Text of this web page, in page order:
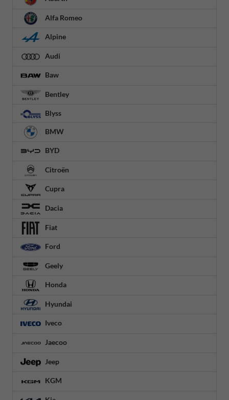
Alfa Romeo
Alpine
Audi
Baw
Bentley
Blyss
BMW
BYD
Citroën
Cupra
Dacia
Fiat
Ford
Geely
Honda
Hyundai
Iveco
Jaecoo
Jeep
KGM